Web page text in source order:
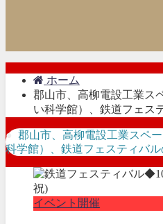
ホーム
郡山市、高柳電設工業ス
い科学館）、鉄道フェス
郡山市、高柳電設工業スペ
科学館）、鉄道フェスティバ
イベント開催